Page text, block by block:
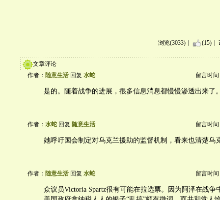
浏览(3033) (15)
文章评论
作者： 随意生活 回复 水蛇 留言时间
是的。随着战争的进展，很多信息消息都慢慢渗透出来了
作者： 水蛇 回复 随意生活 留言时间
她呼吁国会制定对乌克兰援助的监督机制，看来也清楚乌
作者： 随意生活 回复 水蛇 留言时间
众议员Victoria Spartz很有可能在拉选票。因为阿泽在战争